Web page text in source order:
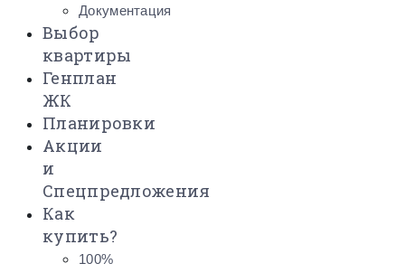
Документация
Выбор
квартиры
Генплан
ЖК
Планировки
Акции
и
Спецпредложения
Как
купить?
100%